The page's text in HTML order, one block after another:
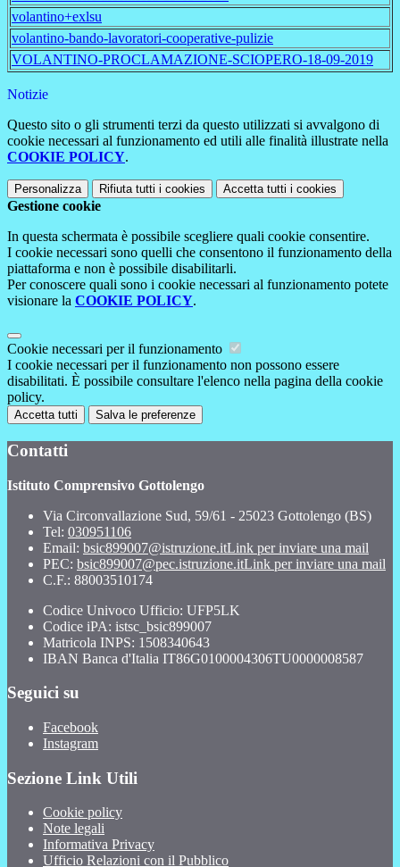
volantino+exlsu
volantino-bando-lavoratori-cooperative-pulizie
VOLANTINO-PROCLAMAZIONE-SCIOPERO-18-09-2019
Notizie
Questo sito o gli strumenti terzi da questo utilizzati si avvalgono di
cookie necessari al funzionamento ed utili alle finalità illustrate nella
COOKIE POLICY.
Personalizza Rifiuta tutti i cookies Accetta tutti i cookies
Gestione cookie
In questa schermata è possibile scegliere quali cookie consentire.
I cookie necessari sono quelli che consentono il funzionamento della
piattaforma e non è possibile disabilitarli.
Per conoscere quali sono i cookie necessari al funzionamento potete
visionare la COOKIE POLICY.
Cookie necessari per il funzionamento
I cookie necessari per il funzionamento non possono essere
disabilitati. È possibile consultare l'elenco nella pagina della cookie
policy.
Accetta tutti Salva le preferenze
Contatti
Istituto Comprensivo Gottolengo
Via Circonvallazione Sud, 59/61 - 25023 Gottolengo (BS)
Tel: 030951106
Email: bsic899007@istruzione.itLink per inviare una mail
PEC: bsic899007@pec.istruzione.itLink per inviare una mail
C.F.: 88003510174
Codice Univoco Ufficio: UFP5LK
Codice iPA: istsc_bsic899007
Matricola INPS: 1508340643
IBAN Banca d'Italia IT86G0100004306TU0000008587
Seguici su
Facebook
Instagram
Sezione Link Utili
Cookie policy
Note legali
Informativa Privacy
Ufficio Relazioni con il Pubblico